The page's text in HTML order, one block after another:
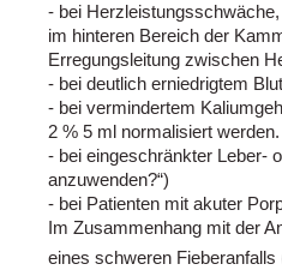
- bei
im hinteren Bereich der
Erregungsleitung zwischen
- bei deutlich erniedrigtem
- bei vermindertem
2 % 5 ml normalisiert werden.
- bei eingeschränkter Leber-
anzuwenden?“)
- bei Patienten mit akuter
Im Zusammenhang mit der
eines schweren